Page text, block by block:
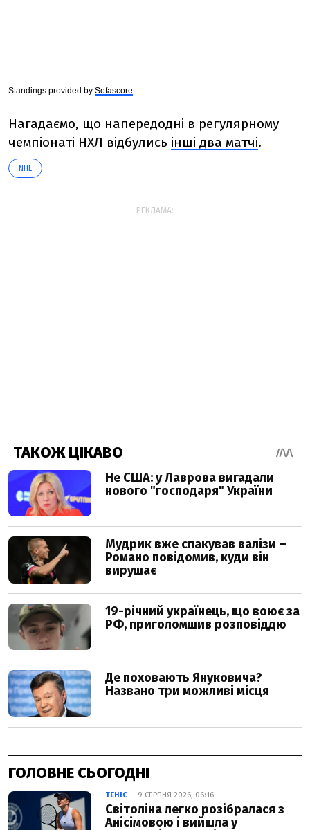
Standings provided by Sofascore
Нагадаємо, що напередодні в регулярному
чемпіонаті НХЛ відбулись інші два матчі.
NHL
РЕКЛАМА:
ГОЛОВНЕ СЬОГОДНІ
ТЕНІС — 9 СЕРПНЯ 2026, 06:16
Світоліна легко розібралася з
Анісімовою і вийшла у